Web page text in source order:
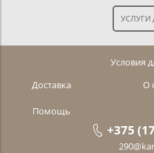
Условия
Доставка
О
Помощь
+375